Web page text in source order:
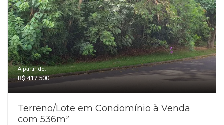
A partir de:
R$ 417.500
Terreno/Lote em Condomínio à Venda
com 536m²